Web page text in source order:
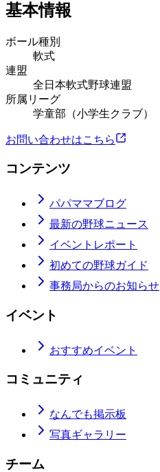
基本情報
ボール種別
軟式
連盟
全日本軟式野球連盟
所属リーグ
学童部（小学生クラブ）
お問い合わせはこちら
コンテンツ
パパママブログ
最新の野球ニュース
イベントレポート
初めての野球ガイド
事務局からのお知らせ
イベント
おすすめイベント
コミュニティ
なんでも掲示板
写真ギャラリー
チーム